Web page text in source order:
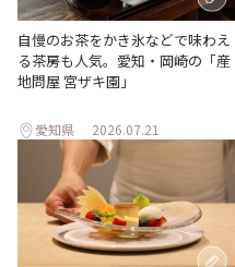
自慢のお茶をかき氷などで味わえ
る茶房も人気。愛知・岡崎の「産
地問屋 宮ザキ園」
愛知県 2026.07.21